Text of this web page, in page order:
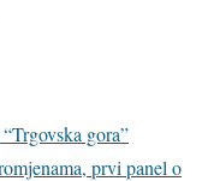
gora”
prvi panel o